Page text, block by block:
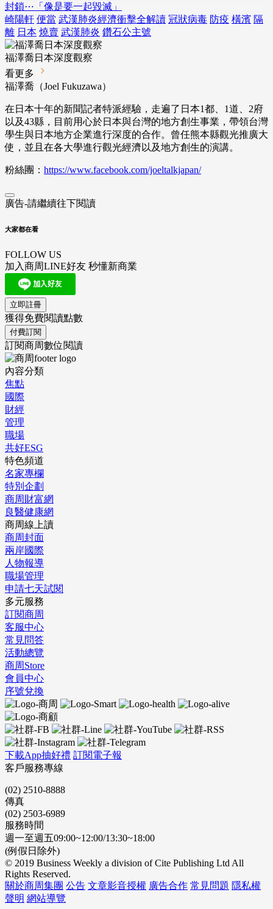
封鎖⋯「像是要一起毀滅」
崎陽軒 便當 武漢肺炎經濟衝擊全解讀 冠狀病毒 防疫 橫濱 隔
離 日本 燒賣 武漢肺炎 鑽石公主號
福澤喬日本深度觀察
看更多
福澤喬（Joel Fukuzawa）
在日本十年的新聞記者特派經驗，走遍了日本1都、1道、2府
以及43縣，目前用心於日本與台灣的地方創生事業，帶領台灣
學生與日本地方企業進行深度的合作。曾任熊本縣觀光推廣大
使，並且在各大學進行觀光經濟以及地方創生的演講。
粉絲團： https://www.facebook.com/joeltalkjapan/
廣告-請繼續往下閱讀
大家都在看
FOLLOW US
加入商周LINE好友 秒懂新商業
立即註冊
獲得免費閱讀點數
付費訂閱
訂閱商周數位閱讀
內容分類
焦點
國際
財經
管理
職場
共好ESG
特色頻道
名家專欄
特別企劃
商周財富網
良醫健康網
商周線上讀
商周封面
兩岸國際
人物報導
職場管理
申請七天試閱
多元服務
訂閱商周
客服中心
常見問答
活動總覽
商周Store
會員中心
序號兌換
下載App抽好禮 訂閱電子報
客戶服務專線
(02) 2510-8888
傳真
(02) 2503-6989
服務時間
週一至週五09:00~12:00/13:30~18:00
(例假日除外)
© 2019 Business Weekly a division of Cite Publishing Ltd All
Rights Reserved.
關於商周集團 公告 文章影音授權 廣告合作 常見問題 隱私權
聲明 網站導覽